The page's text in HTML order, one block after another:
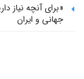
«برای آنچه نیاز
جهانی و ایران